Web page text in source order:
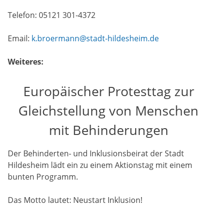
Telefon: 05121 301-4372
Email: k.broermann@stadt-hildesheim.de
Weiteres:
Europäischer Protesttag zur
Gleichstellung von Menschen
mit Behinderungen
Der Behinderten- und Inklusionsbeirat der Stadt
Hildesheim lädt ein zu einem Aktionstag mit einem
bunten Programm.
Das Motto lautet: Neustart Inklusion!